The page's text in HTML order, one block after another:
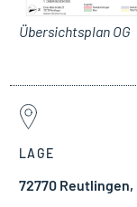
Übersichtsplan OG
LAGE
72770